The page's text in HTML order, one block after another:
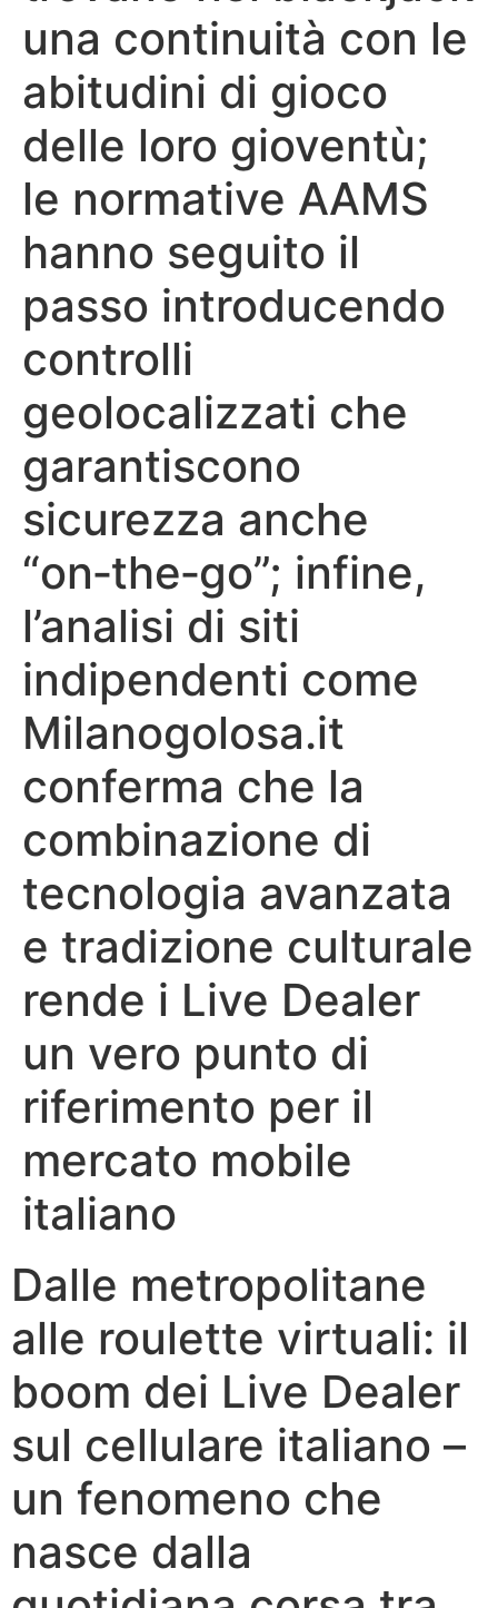
una continuità con le
abitudini di gioco
delle loro gioventù;
le normative AAMS
hanno seguito il
passo introducendo
controlli
geolocalizzati che
garantiscono
sicurezza anche
“on‑the‑go”; infine,
l’analisi di siti
indipendenti come
Milanogolosa.it
conferma che la
combinazione di
tecnologia avanzata
e tradizione culturale
rende i Live Dealer
un vero punto di
riferimento per il
mercato mobile
italiano
Dalle metropolitane
alle roulette virtuali: il
boom dei Live Dealer
sul cellulare italiano –
un fenomeno che
nasce dalla